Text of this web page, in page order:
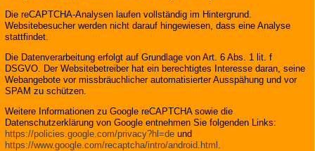
Die reCAPTCHA-Analysen laufen vollständig im Hintergrund.
Websitebesucher werden nicht darauf hingewiesen, dass eine Analyse
stattfindet.
Die Datenverarbeitung erfolgt auf Grundlage von Art. 6 Abs. 1 lit. f
DSGVO. Der Websitebetreiber hat ein berechtigtes Interesse daran, seine
Webangebote vor missbräuchlicher automatisierter Ausspähung und vor
SPAM zu schützen.
Weitere Informationen zu Google reCAPTCHA sowie die
Datenschutzerklärung von Google entnehmen Sie folgenden Links:
https://policies.google.com/privacy?hl=de und
https://www.google.com/recaptcha/intro/android.html